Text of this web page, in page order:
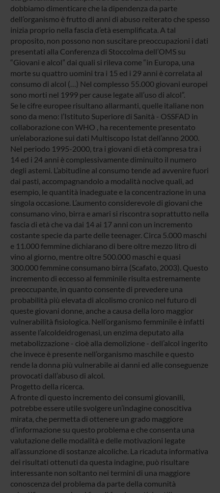
dobbiamo dimenticare che la dipendenza da parte
dell’organismo è frutto di anni di abuso reiterato che spesso
inizia proprio nella fascia d’età esemplificata. A tal
proposito, non possono non suscitare preoccupazioni i dati
presentati alla Conferenza di Stoccolma dell’OMS su
“Giovani e alcol” dai quali si rileva come “in Europa, una
morte su quattro uomini tra i 15 ed i 29 anni è correlata al
consumo di alcol (…) Nel complesso 55.000 giovani europei
sono morti nel 1999 per cause legate all’uso di alcol”.
Se le cifre europee risultano allarmanti, quelle italiane non
sono da meno: l’Istituto Superiore di Sanità - OSSFAD in
collaborazione con WHO , ha recentemente presentato
un’elaborazione sui dati Multiscopo Istat dell’anno 2000.
Nel periodo 1995-2000, tra i giovani di età compresa tra i
14 ed i 24 anni è complessivamente diminuito il numero
degli astemi. L’abitudine al consumo tende ad avvenire fuori
dai pasti, accompagnandolo a modalità nocive quali, ad
esempio, le quantità inadeguate e la concentrazione in una
singola occasione. L’aumento considerevole di giovani che
consumano vino, birra e amari si riscontra soprattutto nella
fascia di età che va dai 14 ai 17 anni con un incremento
costante specie da parte delle teenager. Circa 5.000 maschi
e 11.000 femmine dichiarano di bere oltre mezzo litro di
vino al giorno, mentre oltre 500.000 maschi e quasi
300.000 femmine consumano birra (Scafato, 2003). Questo
incremento di eccesso al femminile risulta estremamente
preoccupante, in quanto consente di prevedere una
probabilità più elevata di alcolismo cronico nel futuro di
queste giovani donne, anche a causa della loro maggior
vulnerabilità fisiologica. Nell’organismo femminile è infatti
assente l’alcoldeidrogenasi, un enzima deputato alla
metabolizzazione - cioè alla demolizione - dell’alcol ingerito
che invece è presente nell’organismo maschile e questo
rende la donna più vulnerabile ai danni ed alle conseguenze
provocati dall’abuso di alcol.
Progetto della ricerca.
A fronte di questo incremento dei consumi giovanili,
potrebbe essere utile svolgere un’indagine conoscitiva
mirata, che permetta di ottenere un grado maggiore
d’informazione su questo problema e che consenta una
valutazione delle modalità e delle motivazioni legate
all’assunzione di sostanze alcoliche. La ricaduta informativa
dei risultati ottenuti da questa indagine, può risultare
interessante non soltanto nei termini di una maggiore
conoscenza del problema da parte della comunità